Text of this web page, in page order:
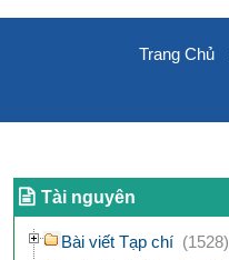
Trang Chủ
Tài nguyên
Bài viết Tạp chí (1528)